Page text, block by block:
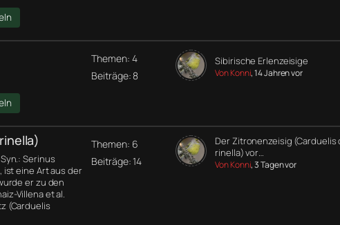
Themen: 4
Beiträge: 8
Sibirische Erlenzeisige
Von Konni, 14 Jahren vor
Serinus
eine Art aus der
er zu den
Villena et al.
(Carduelis
Themen: 6
Beiträge: 14
Der Zitronenzeisig (Carduelis
rinella) vor…
Von Konni, 3 Tagen vor